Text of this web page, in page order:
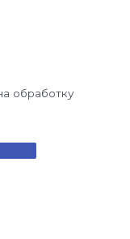
обработку